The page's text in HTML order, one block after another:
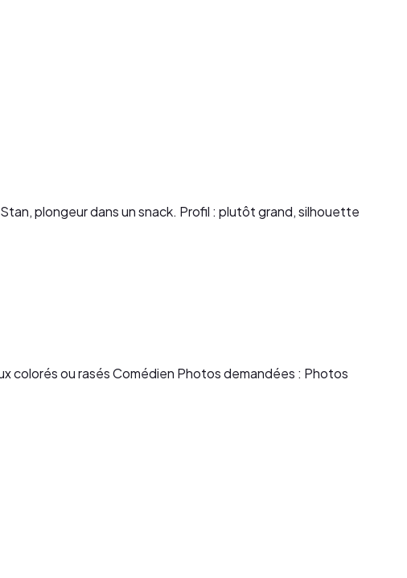
plongeur dans un snack. Profil : plutôt grand, silhouette
colorés ou rasés Comédien Photos demandées : Photos